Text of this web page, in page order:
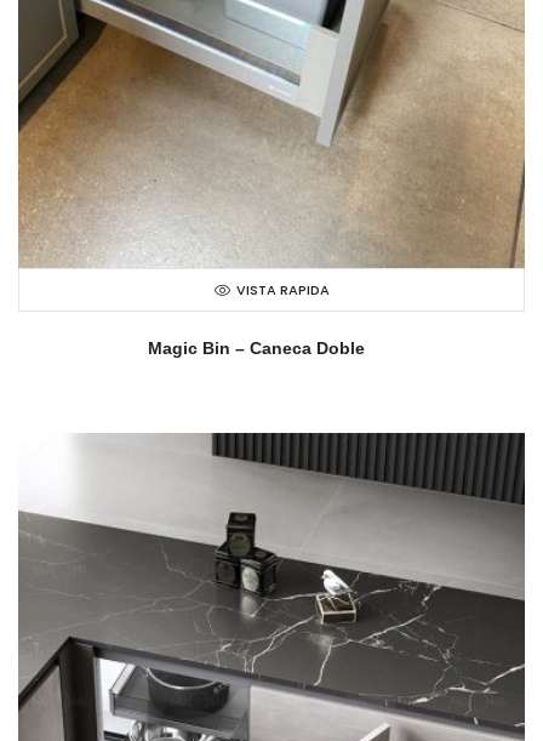
VISTA RAPIDA
Magic Bin – Caneca Doble